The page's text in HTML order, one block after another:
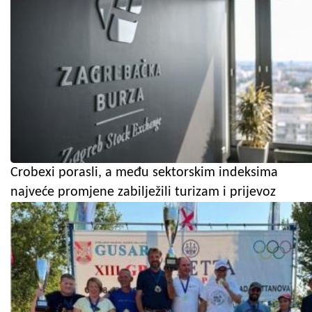
Crobexi porasli, a među sektorskim indeksima
najveće promjene zabilježili turizam i prijevoz